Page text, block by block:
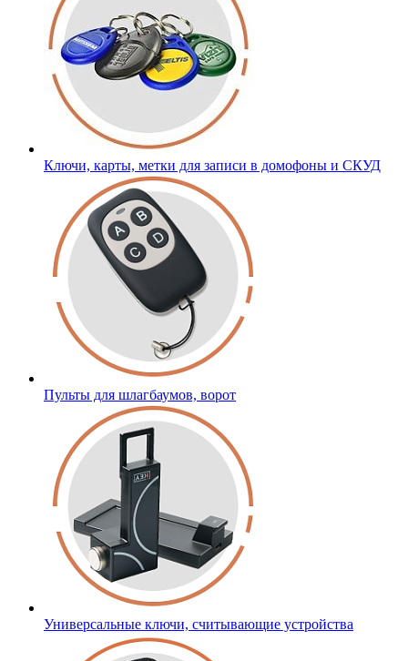
Ключи, карты, метки для записи в домофоны и СКУД
Пульты для шлагбаумов, ворот
Универсальные ключи, считывающие устройства